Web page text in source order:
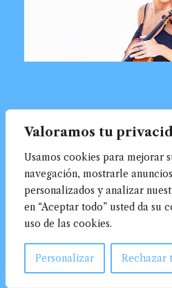
Valoramos tu
Usamos cookies para mejorar
navegación, mostrarle
personalizados y analizar
en “Aceptar todo” usted da su
uso de las cookies.
Personalizar Rechazar